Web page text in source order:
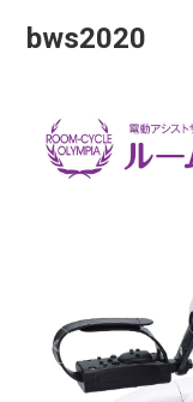
bws2020